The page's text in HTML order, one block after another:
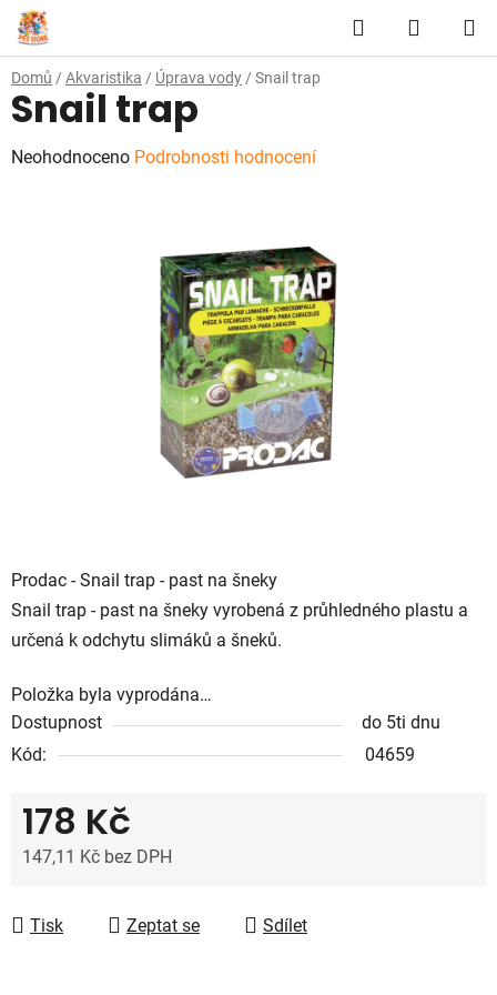
Přejít
na
obsah
Hledat
KOŠÍK
Domů / Akvaristika / Úprava vody / Snail trap
Prodac - Snail trap - past na šneky
Snail trap - past na šneky vyrobená z průhledného plastu a
určená k odchytu slimáků a šneků.
Položka byla vyprodána…
Dostupnost
do 5ti dnu
Kód:
04659
178 Kč
147,11 Kč bez DPH
Tisk
Zeptat se Sdílet
Snail trap
Průměrné
Neohodnoceno Podrobnosti hodnocení